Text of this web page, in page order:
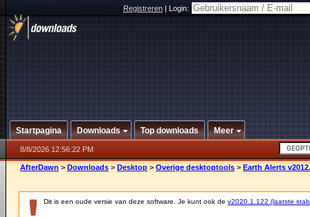
Registreren|Login:
Startpagina Downloads Top downloads Meer
8/8/2026 12:56:22 PM
AfterDawn > Downloads > Desktop > Overige desktoptools > Earth Alerts
Dit is een oude versie van deze software. Je kunt ook de v2020.1.122 (laatste